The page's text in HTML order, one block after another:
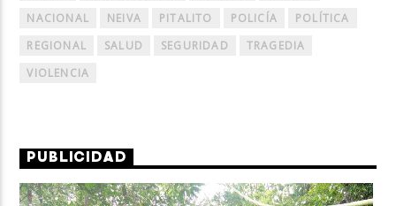
NACIONAL
NEIVA PITALITO POLICÍA
POLÍTICA
REGIONAL
SALUD SEGURIDAD
TRAGEDIA
VIOLENCIA
PUBLICIDAD